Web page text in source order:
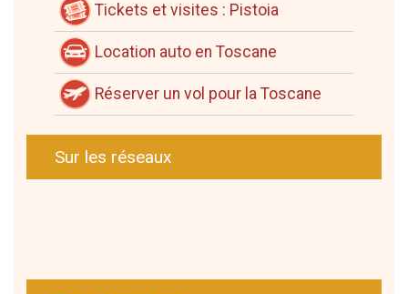
Tickets et visites : Pistoia
Location auto en Toscane
Réserver un vol pour la Toscane
Sur les réseaux